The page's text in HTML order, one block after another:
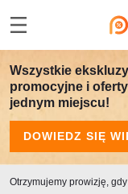
Wszystkie
promocyjne i
jednym miejscu!
DOWIEDZ SIĘ
Otrzymujemy prowizję,